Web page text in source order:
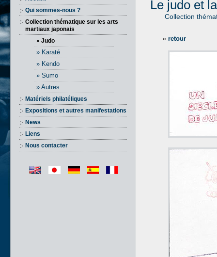
Qui sommes-nous ?
Collection thématique sur les arts
martiaux japonais
» Judo
» Karaté
» Kendo
» Sumo
» Autres
Matériels philatéliques
Expositions et autres manifestations
News
Liens
Nous contacter
Le judo et
Collection
« retour